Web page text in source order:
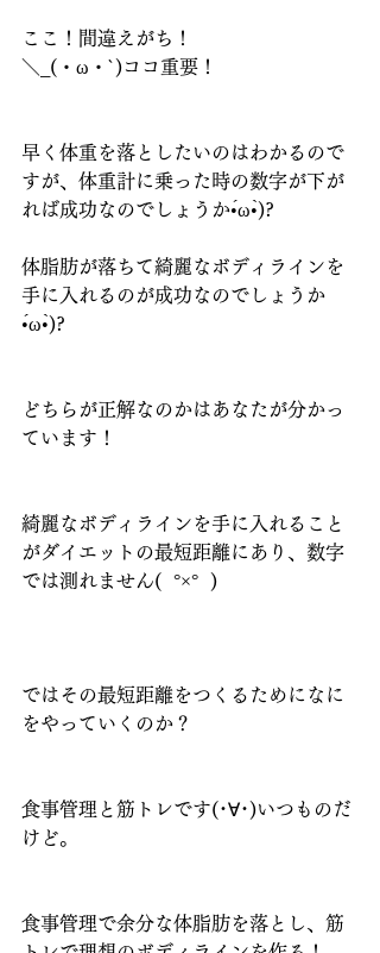
ここ！間違えがち！
＼_(・ω・`)ココ重要！
早く体重を落としたいのはわかるので
すが、体重計に乗った時の数字が下が
れば成功なのでしょうか•́ω•̀)?
体脂肪が落ちて綺麗なボディラインを
手に入れるのが成功なのでしょうか
•́ω•̀)?
どちらが正解なのかはあなたが分かっ
ています！
綺麗なボディラインを手に入れること
がダイエットの最短距離にあり、数字
では測れません(  °×°  )
ではその最短距離をつくるためになに
をやっていくのか？
食事管理と筋トレです(･∀･)いつものだ
けど。
食事管理で余分な体脂肪を落とし、筋